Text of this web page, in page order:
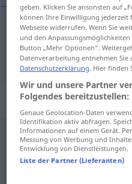
ab-,loslösen despegar
„despegar“:
despegar [despeˈɣar]v/i
Übersicht aller
geben. Klicken Sie ansonsten auf
können Ihre Einwilligung jederzeit
Webseite widerrufen. Wenn Sie
und den
Button „Mehr Optionen“.
Datenverarbeitung entnehmen Sie
Datenschutzerklärung. Hier finden
Wir und unsere Partner
Folgendes bereitzustellen:
Genaue Geolocation-Daten
Identifikation aktiv abfragen.
Informationen auf einem Gerät.
Messung von Werbung und
Entwicklung von Dienstleistungen.
Liste der Partner (Lieferanten)